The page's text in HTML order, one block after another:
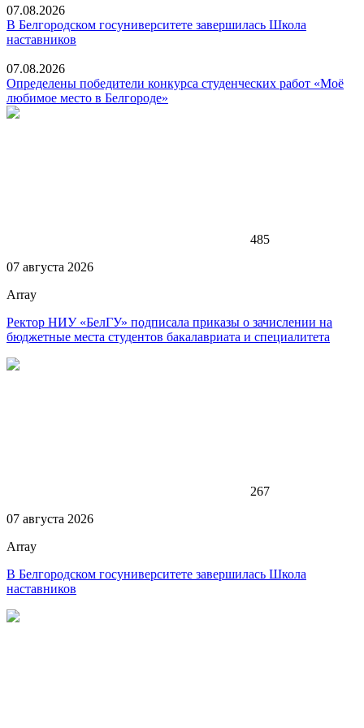
07.08.2026
В Белгородском госуниверситете завершилась Школа
наставников
07.08.2026
Определены победители конкурса студенческих работ «Моё
любимое место в Белгороде»
485
07 августа 2026
Array
Ректор НИУ «БелГУ» подписала приказы о зачислении на
бюджетные места студентов бакалавриата и специалитета
267
07 августа 2026
Array
В Белгородском госуниверситете завершилась Школа
наставников